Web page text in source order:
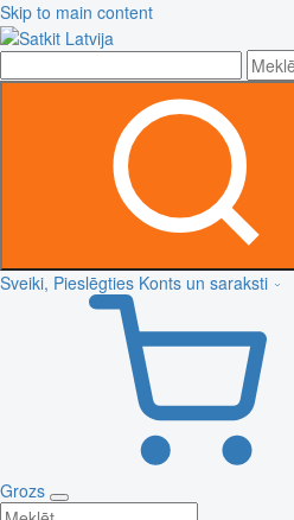
Skip to main content
Sveiki, Pieslēgties Konts un saraksti
Grozs